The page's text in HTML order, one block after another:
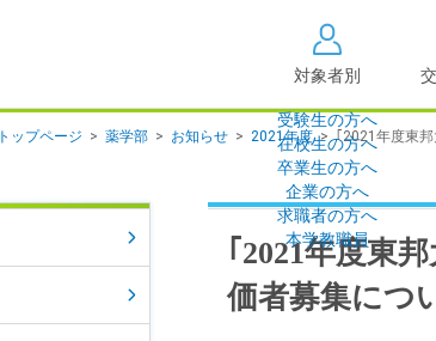
対象者別
受験生の方へ
在校生の方へ
卒業生の方へ
企業の方へ
求職者の方へ
本学教職員
学長挨拶
建学の精神/教育の理念
トップページ > 薬学部 > お知らせ > 2021年度>｢2021年度東
｢2021年度東
価者募集につ